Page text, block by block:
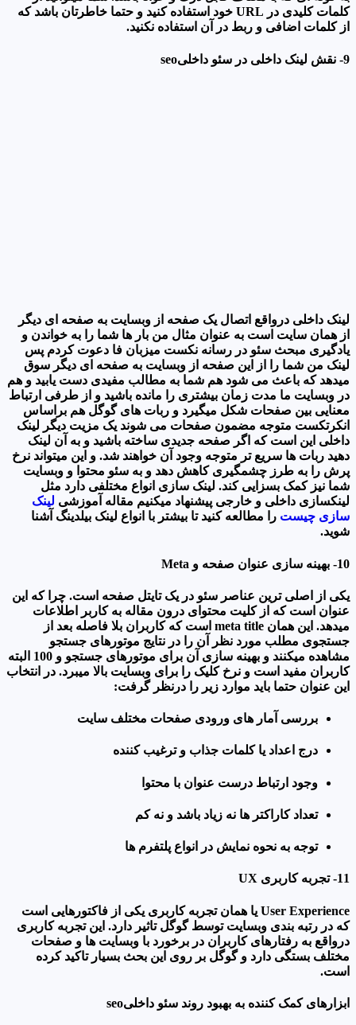
کلمات کلیدی در URL خود استفاده کنید و حتما خاطرتان باشد که
از کلمات اضافی و ربط در آن استفاده نکنید.
9- نقش لینک داخلی در سئو داخلیseo
لینک داخلی درواقع اتصال یک صفحه از وبسایت به صفحه ای دیگر
از همان سایت است به عنوان مثال من بار ها شما را به خواندن و
یادگیری مبحث سئو در رسانه نکست میزبان فا دعوت کردم پس
لینک من شما را از این صفحه از وبسایت به صفحه ای دیگر سوق
میدهد که باعث می شود هم شما به مطالب مفیدی دست یابید و هم
در وبسایت ما مدت زمان بیشتری را مانده باشید و از طرفی ارتباط
معنایی بین صفحات شکل میگیرد و ربات های گوگل هم براساس
انکرتکست متوجه مضمون صفحات می شوند یک مزیت دیگر لینک
داخلی این است که اگر صفحه جدیدی ساخته باشید و به آن لینک
دهید ربات ها سریع تر متوجه وجود آن خواهند شد. و این میتواند نرخ
پرش را به طرز چشمگیری کاهش دهد و به سئو محتوا و وبسایت
شما نیز کمک بسزایی کند. لینک سازی انواع مختلفی دارد مثل
لینکسازی داخلی و خارجی پیشنهاد میکنیم مقاله آموزشی لینک
سازی چیست را مطالعه کنید تا بیشتر با انواع لینک بیلدینگ آشنا
شوید.
10- بهینه سازی عنوان صفحه و Meta
یکی از اصلی ترین عناصر سئو در یک تایتل صفحه است. چرا که این
عنوان است که از کلیت محتوای درون مقاله به کاربر اطلاعات
میدهد. این همان meta title است که کاربران بلا فاصله بعد از
جستجوی مطلب مورد نظر آن را در نتایج موتورهای جستجو
مشاهده میکنند و بهینه سازی آن برای موتورهای جستجو و 100 البته
کاربران مفید است و نرخ کلیک را برای وبسایت بالا میبرد. در انتخاب
این عنوان حتما باید موارد زیر را درنظر گرفت:
بررسی آمار های ورودی صفحات مختلف سایت
درج اعداد یا کلمات جذاب و ترغیب کننده
وجود ارتباط درست عنوان با محتوا
تعداد کاراکتر ها نه زیاد باشد و نه کم
توجه به نحوه نمایش در انواع پلتفرم ها
11- تجربه کاربری UX
User Experience یا همان تجربه کاربری یکی از فاکتورهایی است
که در رتبه بندی وبسایت توسط گوگل تاثیر دارد. این تجربه کاربری
درواقع به رفتارهای کاربران در برخورد با وبسایت ها و صفحات
مختلف بستگی دارد و گوگل بر روی این بحث بسیار تاکید کرده
است.
ابزارهای کمک کننده به بهبود روند سئو داخلیseo